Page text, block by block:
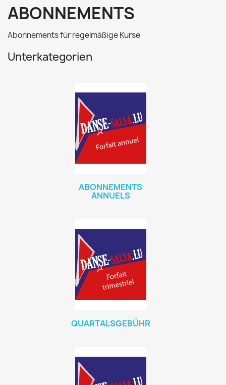
ABONNEMENTS
Abonnements für regelmäßige Kurse
Unterkategorien
ABONNEMENTS
ANNUELS
QUARTALSGEBÜHR